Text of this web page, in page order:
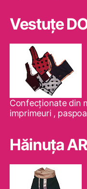
Vestuţe
Confecţionate din
imprimeuri ,
Hăinuţa